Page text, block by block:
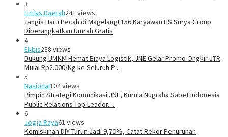
3
Lintas Daerah241 views
Tangis Haru Pecah di Magelang! 156 Karyawan HS Surya Group
Diberangkatkan Umrah Gratis
4
Ekbis238 views
Dukung UMKM Hemat Biaya Logistik, JNE Gelar Promo Ongkir JTR
Mulai Rp2.000/Kg ke Seluruh P…
5
Nasional104 views
Pimpin Strategi Komunikasi JNE, Kurnia Nugraha Sabet Indonesia
Public Relations Top Leader…
6
Jogja Raya61 views
Kemiskinan DIY Turun Jadi 9,70%, Catat Rekor Penurunan